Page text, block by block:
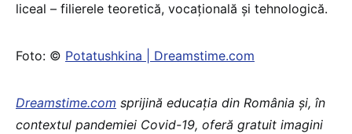
liceal – filierele teoretică, vocațională și tehnologică.
Foto: © Potatushkina | Dreamstime.com
Dreamstime.com sprijină educaţia din România şi, în
contextul pandemiei Covid-19, oferă gratuit imagini